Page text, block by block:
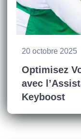
20 octobre 2025
Optimisez
avec
Keyboost